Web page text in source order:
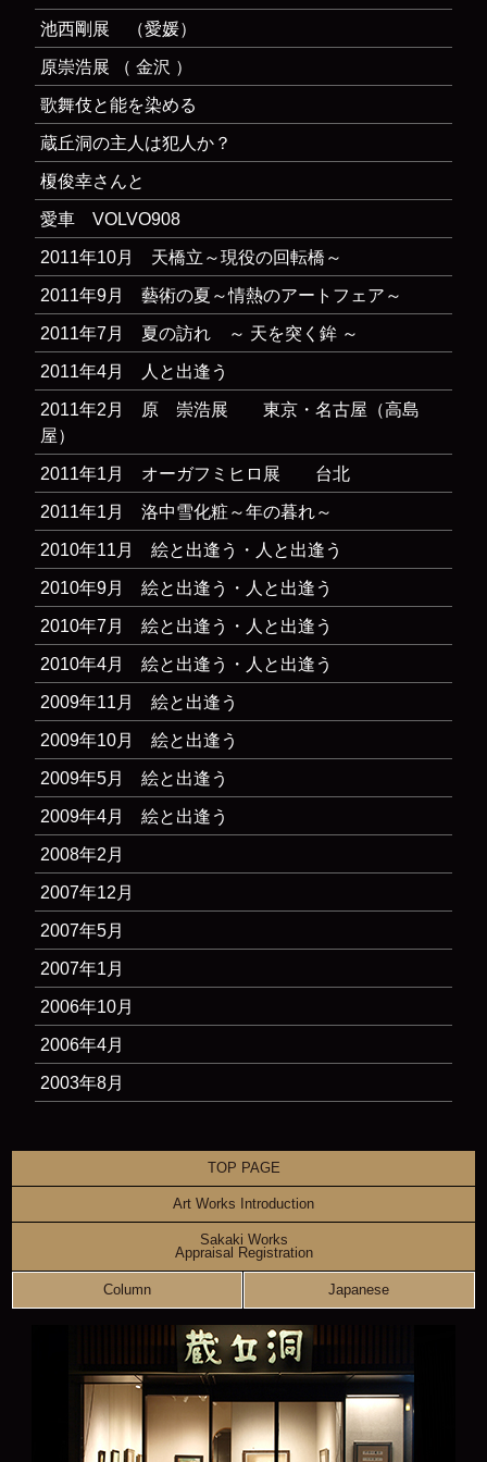
池西剛展 （愛媛）
原崇浩展 （ 金沢 ）
歌舞伎と能を染める
蔵丘洞の主人は犯人か？
榎俊幸さんと
愛車 VOLVO908
2011年10月 天橋立～現役の回転橋～
2011年9月 藝術の夏～情熱のアートフェア～
2011年7月 夏の訪れ ～ 天を突く鉾 ～
2011年4月 人と出逢う
2011年2月 原 崇浩展 東京・名古屋（高島
屋）
2011年1月 オーガフミヒロ展 台北
2011年1月 洛中雪化粧～年の暮れ～
2010年11月 絵と出逢う・人と出逢う
2010年9月 絵と出逢う・人と出逢う
2010年7月 絵と出逢う・人と出逢う
2010年4月 絵と出逢う・人と出逢う
2009年11月 絵と出逢う
2009年10月 絵と出逢う
2009年5月 絵と出逢う
2009年4月 絵と出逢う
2008年2月
2007年12月
2007年5月
2007年1月
2006年10月
2006年4月
2003年8月
TOP PAGE
Art Works Introduction
Sakaki Works
Appraisal Registration
Column Japanese